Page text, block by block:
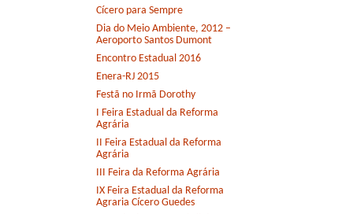
Cícero para Sempre
Dia do Meio Ambiente, 2012 –
Aeroporto Santos Dumont
Encontro Estadual 2016
Enera-RJ 2015
Festã no Irmã Dorothy
I Feira Estadual da Reforma
Agrária
II Feira Estadual da Reforma
Agrária
III Feira da Reforma Agrária
IX Feira Estadual da Reforma
Agraria Cícero Guedes